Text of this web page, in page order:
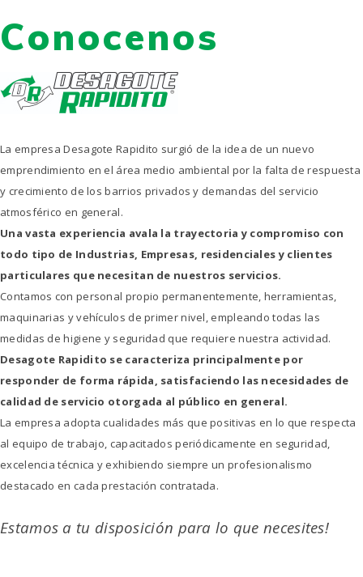
Conocenos
La empresa Desagote Rapidito surgió de la idea de un nuevo
emprendimiento en el área medio ambiental por la falta de respuesta
y crecimiento de los barrios privados y demandas del servicio
atmosférico en general.
Una vasta experiencia avala la trayectoria y compromiso con
todo tipo de Industrias, Empresas, residenciales y clientes
particulares que necesitan de nuestros servicios.
Contamos con personal propio permanentemente, herramientas,
maquinarias y vehículos de primer nivel, empleando todas las
medidas de higiene y seguridad que requiere nuestra actividad.
Desagote Rapidito se caracteriza principalmente por
responder de forma rápida, satisfaciendo las necesidades de
calidad de servicio otorgada al público en general.
La empresa adopta cualidades más que positivas en lo que respecta
al equipo de trabajo, capacitados periódicamente en seguridad,
excelencia técnica y exhibiendo siempre un profesionalismo
destacado en cada prestación contratada.
Estamos a tu disposición para lo que necesites!